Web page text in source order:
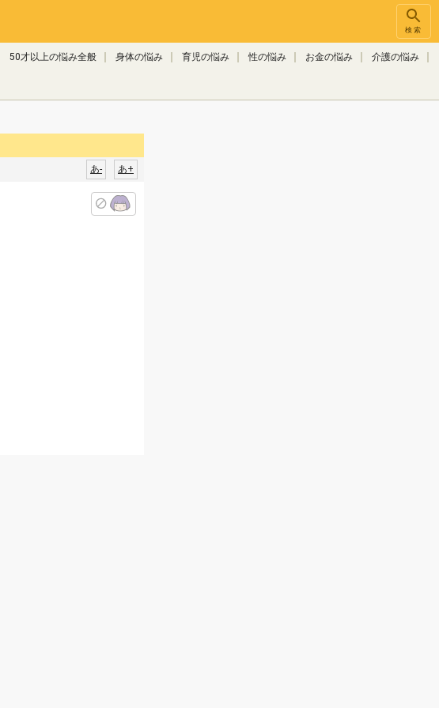
検索
50才以上の悩み全般 身体の悩み 育児の悩み 性の悩み お金の悩み 介護の悩み
あ+
あ-